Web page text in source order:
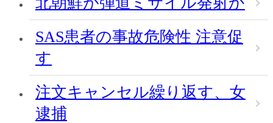
SAS患者の事故危険性 注意促
す
注文キャンセル繰り返す、女
逮捕